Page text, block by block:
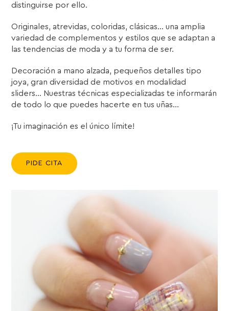
distinguirse por ello.
Originales, atrevidas, coloridas, clásicas… una amplia
variedad de complementos y estilos que se adaptan a
las tendencias de moda y a tu forma de ser.
Decoración a mano alzada, pequeños detalles tipo
joya, gran diversidad de motivos en modalidad
sliders… Nuestras técnicas especializadas te informarán
de todo lo que puedes hacerte en tus uñas…
¡Tu imaginación es el único límite!
PIDE CITA